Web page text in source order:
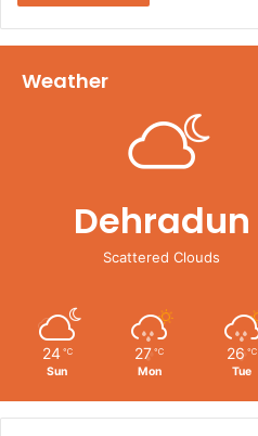
Weather
Dehradun
Scattered Clouds
24 ℃
Sun
27 ℃
Mon
26 ℃
Tue